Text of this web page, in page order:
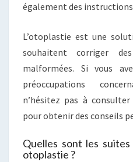
également des
L’otoplastie est une
souhaitent corriger
malformées. Si vous
préoccupations
n’hésitez pas à
pour obtenir des conseils
Quelles sont les
otoplastie ?